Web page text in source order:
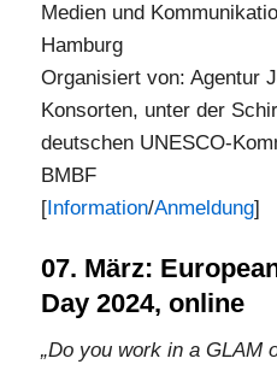
Medien und
Hamburg
Organisiert von: Agentur
Konsorten, unter der
deutschen UNESCO-
BMBF
[ Information/Anmeldung]
07. März:
Day 2024, online
„Do you work in a GLAM